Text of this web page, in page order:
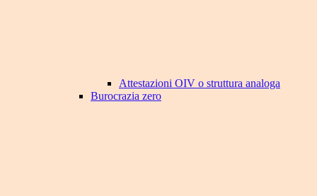
Attestazioni OIV o struttura analoga
Burocrazia zero